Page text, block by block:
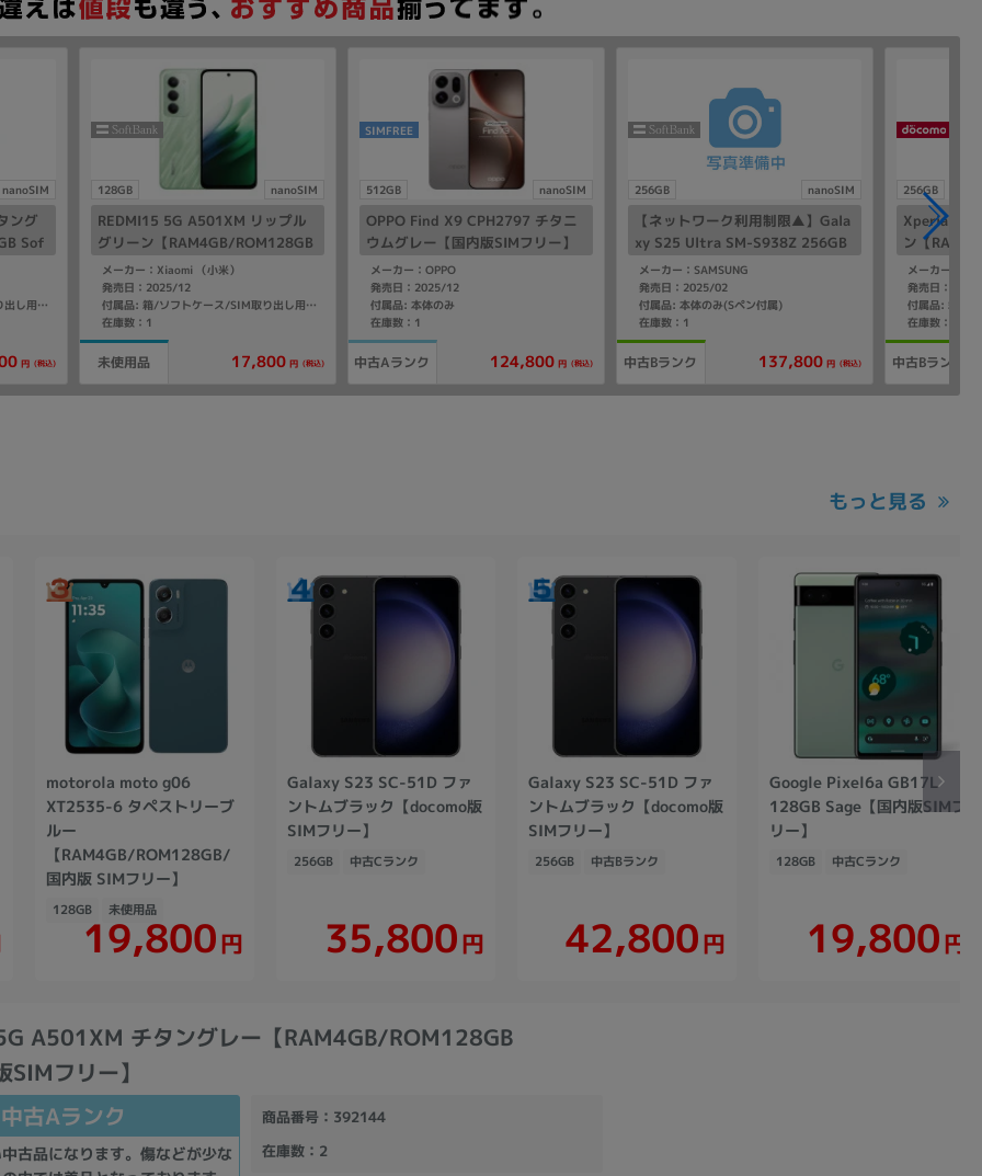
nanoSIM
ング
Sof
付属品: 箱/ソフトケース/SIM取り出し用ピン/クイックスタートガイド
円 (税込)
128GB nanoSIM
REDMI15 5G A501XM リップル
グリーン【RAM4GB/ROM128GB
SoftBank版SIMフリー】
メーカー：Xiaomi （小米）
発売日：2025/12
付属品: 箱/ソフトケース/SIM取り出し用ピン/クイックスタートガイド
在庫数：1
未使用品 17,800 円 (税込)
512GB nanoSIM
SIMFREE
OPPO Find X9 CPH2797 チタニ
ウムグレー【国内版SIMフリー】
メーカー：OPPO
発売日：2025/12
付属品: 本体のみ
在庫数：1
中古Aランク 124,800 円 (税込)
256GB nanoSIM
【ネットワーク利用制限▲】Gala
xy S25 Ultra SM-S938Z 256GB
チタニウムシルバーブルー【Soft
Bank版 SIMフリー】
メーカー：SAMSUNG
発売日：2025/02
付属品: 本体のみ(Sペン付属)
在庫数：1
中古Bランク 137,800 円 (税込)
256GB
Xperia1
ン【
mo版SIM
メーカー：
発売日：
付属品: 箱/マ
在庫数：1
中古Bランク
もっと見る
motorola moto g06
XT2535-6 タペストリーブ
ルー
【RAM4GB/ROM128GB/
国内版 SIMフリー】
128GB 未使用品
19,800円
Galaxy S23 SC-51D ファ
ントムブラック【docomo版
SIMフリー】
256GB 中古Cランク
35,800円
Galaxy S23 SC-51D ファ
ントムブラック【docomo版
SIMフリー】
256GB 中古Bランク
42,800円
Google Pixel6a GB17L
128GB Sage【国内版SIMフ
リー】
128GB 中古Cランク
19,800円
A501XM チタングレー【RAM4GB/ROM128GB
フリー】
中古Aランク
古品になります。傷などが少な
商品番号：392144
在庫数：2